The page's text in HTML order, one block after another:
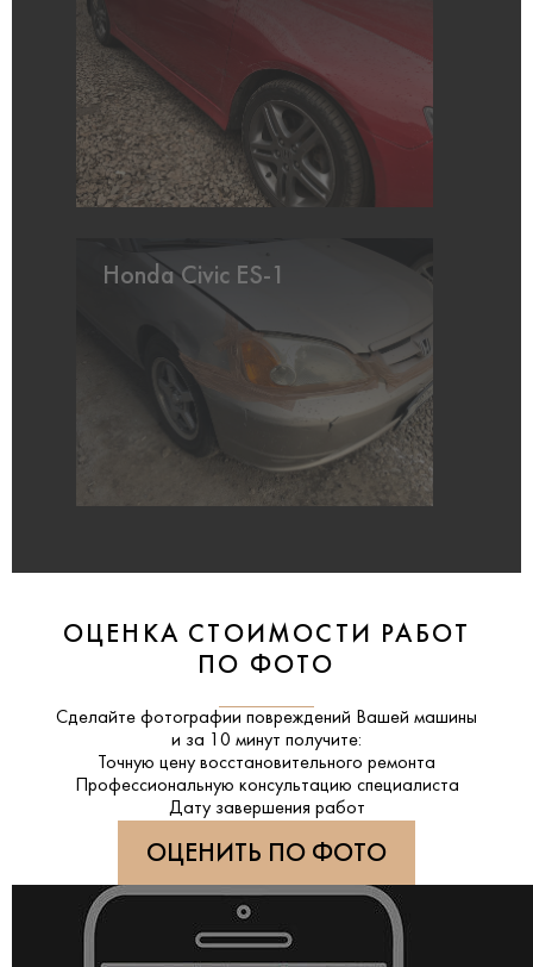
Honda Civic ES-1
ОЦЕНКА СТОИМОСТИ РАБОТ
ПО ФОТО
Сделайте фотографии повреждений Вашей машины
и за 10 минут получите:
Точную цену восстановительного ремонта
Профессиональную консультацию специалиста
Дату завершения работ
ОЦЕНИТЬ ПО ФОТО